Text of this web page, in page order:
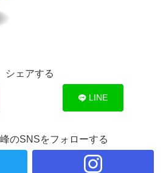
シェアする
LINE
のSNSをフォローする